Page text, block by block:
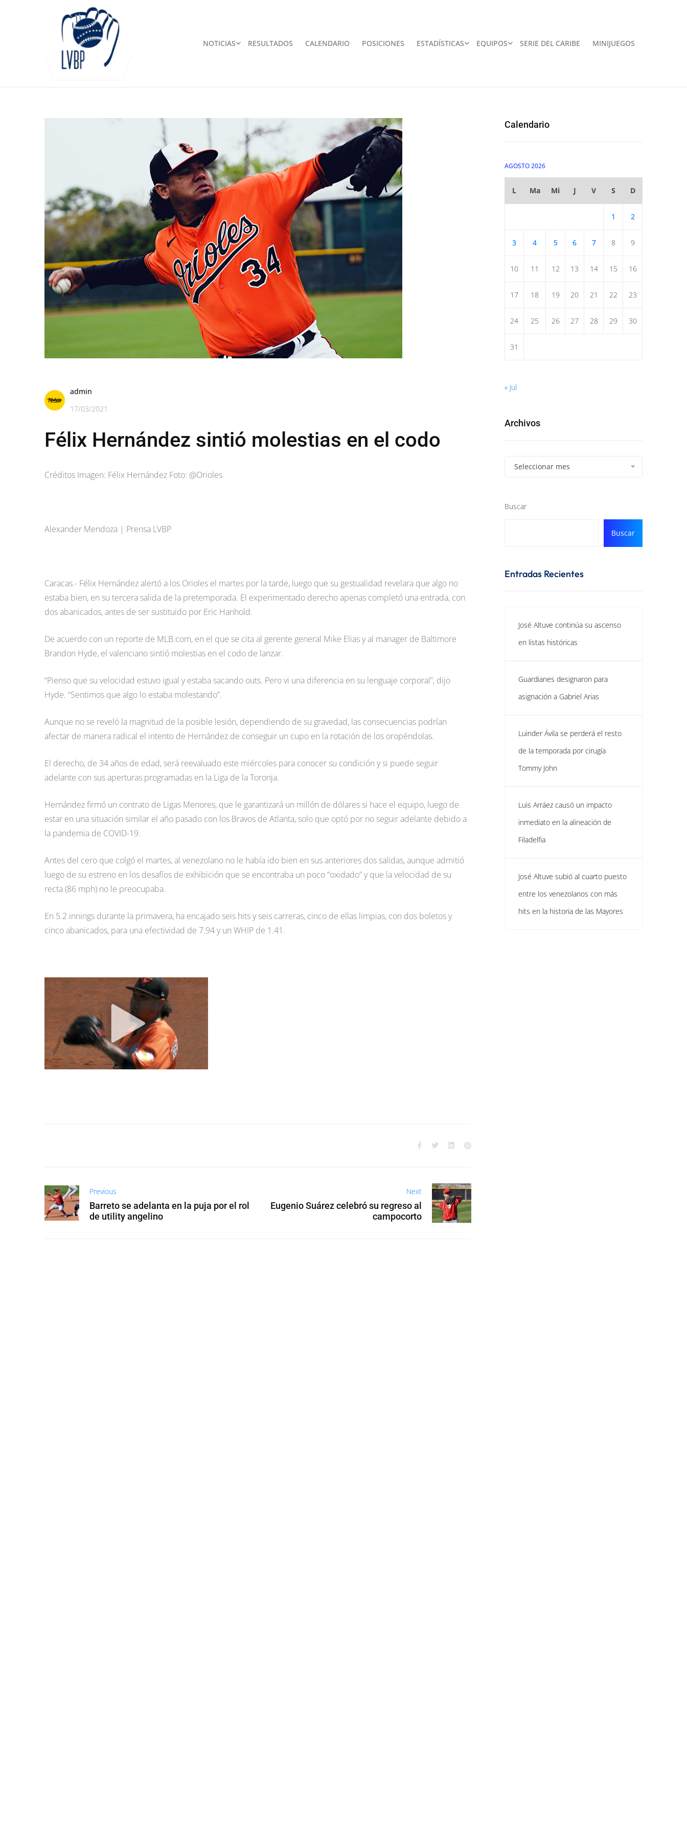
NOTICIAS RESULTADOS CALENDARIO POSICIONES ESTADÍSTICAS EQUIPOS SERIE DEL CARIBE MINIJUEGOS
admin
17/03/2021
Félix Hernández sintió molestias en el codo
Créditos Imagen: Félix Hernández Foto: @Orioles
Alexander Mendoza | Prensa LVBP
Caracas.- Félix Hernández alertó a los Orioles el martes por la tarde, luego que su gestualidad revelara que algo no
estaba bien, en su tercera salida de la pretemporada. El experimentado derecho apenas completó una entrada, con
dos abanicados, antes de ser sustituido por Eric Hanhold.
De acuerdo con un reporte de MLB.com, en el que se cita al gerente general Mike Elias y al manager de Baltimore
Brandon Hyde, el valenciano sintió molestias en el codo de lanzar.
“Pienso que su velocidad estuvo igual y estaba sacando outs. Pero vi una diferencia en su lenguaje corporal”, dijo
Hyde. “Sentimos que algo lo estaba molestando”.
Aunque no se reveló la magnitud de la posible lesión, dependiendo de su gravedad, las consecuencias podrían
afectar de manera radical el intento de Hernández de conseguir un cupo en la rotación de los oropéndolas.
El derecho, de 34 años de edad, será reevaluado este miércoles para conocer su condición y si puede seguir
adelante con sus aperturas programadas en la Liga de la Toronja.
Hernández firmó un contrato de Ligas Menores, que le garantizará un millón de dólares si hace el equipo, luego de
estar en una situación similar el año pasado con los Bravos de Atlanta, solo que optó por no seguir adelante debido a
la pandemia de COVID-19.
Antes del cero que colgó el martes, al venezolano no le había ido bien en sus anteriores dos salidas, aunque admitió
luego de su estreno en los desafíos de exhibición que se encontraba un poco “oxidado” y que la velocidad de su
recta (86 mph) no le preocupaba.
En 5.2 innings durante la primavera, ha encajado seis hits y seis carreras, cinco de ellas limpias, con dos boletos y
cinco abanicados, para una efectividad de 7.94 y un WHIP de 1.41.
Previous
Barreto se adelanta en la puja por el rol
de utility angelino
Next
Eugenio Suárez celebró su regreso al
campocorto
Calendario
AGOSTO 2026
L Ma Mi J V S D
1 2
3 4 5 6 7 8 9
10 11 12 13 14 15 16
17 18 19 20 21 22 23
24 25 26 27 28 29 30
31
« Jul
Archivos
Seleccionar mes
Buscar
Buscar
Entradas Recientes
José Altuve continúa su ascenso
en listas históricas
Guardianes designaron para
asignación a Gabriel Arias
Luinder Ávila se perderá el resto
de la temporada por cirugía
Tommy John
Luis Arráez causó un impacto
inmediato en la alineación de
Filadelfia
José Altuve subió al cuarto puesto
entre los venezolanos con más
hits en la historia de las Mayores